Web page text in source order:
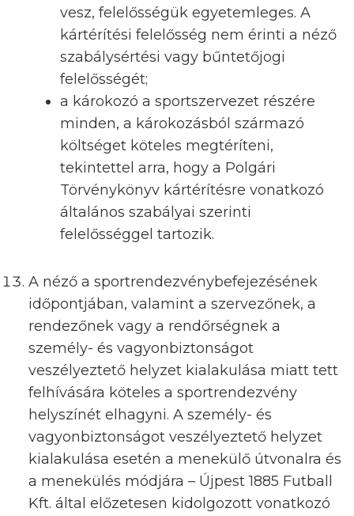
vesz, felelősségük egyetemleges. A
kártérítési felelősség nem érinti a néző
szabálysértési vagy bűntetőjogi
felelősségét;
a károkozó a sportszervezet részére
minden, a károkozásból származó
költséget köteles megtéríteni,
tekintettel arra, hogy a Polgári
Törvénykönyv kártérítésre vonatkozó
általános szabályai szerinti
felelősséggel tartozik.
A néző a sportrendezvénybefejezésének
időpontjában, valamint a szervezőnek, a
rendezőnek vagy a rendőrségnek a
személy- és vagyonbiztonságot
veszélyeztető helyzet kialakulása miatt tett
felhívására köteles a sportrendezvény
helyszínét elhagyni. A személy- és
vagyonbiztonságot veszélyeztető helyzet
kialakulása esetén a menekülő útvonalra és
a menekülés módjára – Újpest 1885 Futball
Kft. által előzetesen kidolgozott vonatkozó